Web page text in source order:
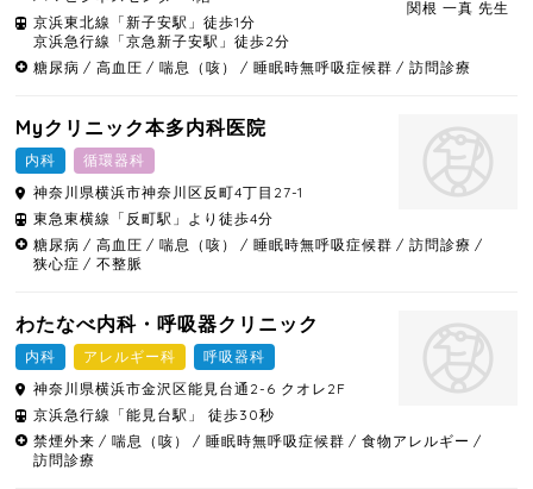
関根 一真 先生
京浜東北線「新子安駅」徒歩1分
京浜急行線「京急新子安駅」徒歩2分
糖尿病
高血圧 喘息（咳） 睡眠時無呼吸症候群 訪問診療
Myクリニック本多内科医院
内科
循環器科
神奈川県横浜市神奈川区反町4丁目27-1
東急東横線「反町駅」より徒歩4分
糖尿病
高血圧 喘息（咳） 睡眠時無呼吸症候群
訪問診療
狭心症
不整脈
わたなべ内科・呼吸器クリニック
内科 アレルギー科
呼吸器科
神奈川県横浜市金沢区能見台通2-6 クオレ2F
京浜急行線「能見台駅」 徒歩30秒
禁煙外来
喘息（咳） 睡眠時無呼吸症候群
食物アレルギー
訪問診療